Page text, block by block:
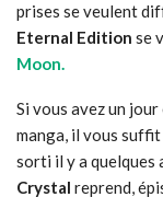
prises se veulent
Eternal Edition se
Moon.
Si vous avez un
manga, il vous
sorti il y a quelques
Crystal reprend,